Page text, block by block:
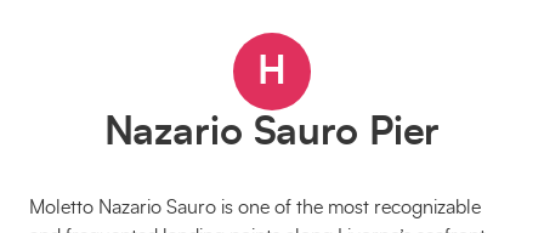
H
Nazario Sauro Pier
Moletto Nazario Sauro is one of the most recognizable